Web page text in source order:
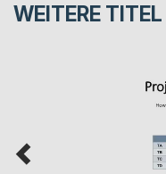
WEITERE TITEL